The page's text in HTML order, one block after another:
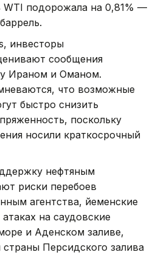
WTI подорожала на 0,81% —
инвесторы
сообщения
Ираном и Оманом.
что возможные
быстро снизить
поскольку
носили краткосрочный
нефтяным
риски перебоев
агентства, йеменские
на саудовские
и Аденском заливе,
Персидского залива